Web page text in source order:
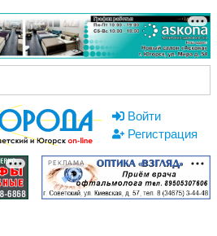
Войти
Регистрация
РЕКЛАМА